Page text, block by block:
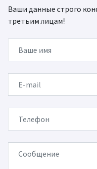
Ваши данные строго
третьим лицам!